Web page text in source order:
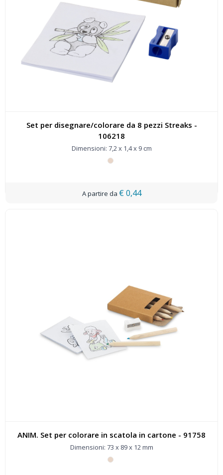
Set per disegnare/colorare da 8 pezzi Streaks -
106218
Dimensioni: 7,2 x 1,4 x 9 cm
€ 0,44
ANIM. Set per colorare in scatola in cartone - 91758
Dimensioni: 73 x 89 x 12 mm